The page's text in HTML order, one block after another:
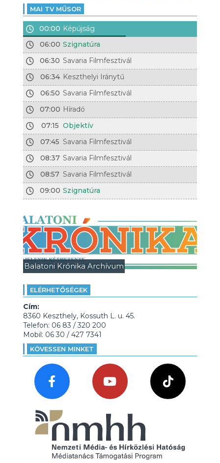
MAI TV MŰSOR
00:00 Képújság
06:00 Szignatúra
06:30 Savaria Filmfesztivál
06:34 Keszthelyi Iránytű
06:50 Savaria Filmfesztivál
07:00 Híradó
07:15 Objektív
07:45 Savaria Filmfesztivál
08:37 Savaria Filmfesztivál
08:57 Savaria Filmfesztivál
09:00 Szignatúra
Balatoni Krónika Archívum
ELÉRHETŐSÉGEK
Cím:
8360 Keszthely, Kossuth L. u. 45.
Telefon: 06 83 / 320 200
Mobil: 06 30 / 427 7341
KÖVESSEN MINKET